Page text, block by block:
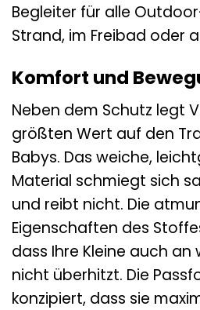
Begleiter für alle
Strand, im Freibad oder
Komfort und
Neben dem Schutz legt
größten Wert auf den
Babys. Das weiche,
Material schmiegt sich
und reibt nicht. Die
Eigenschaften des
dass Ihre Kleine auch an
nicht überhitzt. Die
konzipiert, dass sie